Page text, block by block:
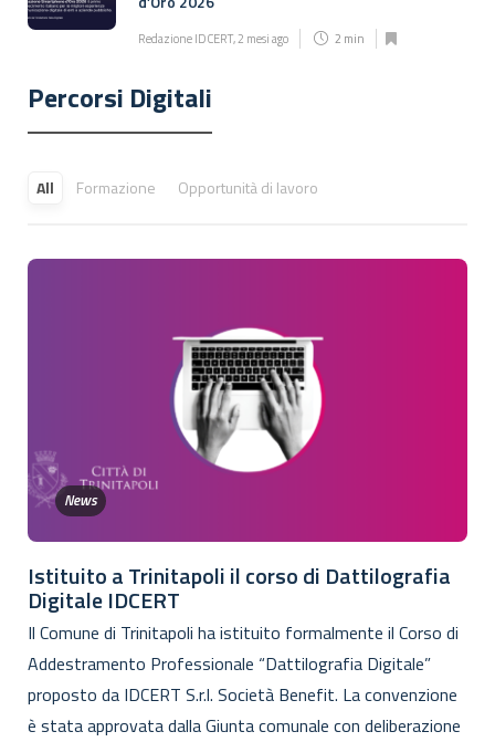
Redazione IDCERT,2 mesi ago 2 min
Percorsi Digitali
All Formazione Opportunità di lavoro
News
Istituito a Trinitapoli il corso di Dattilografia
Digitale IDCERT
Il Comune di Trinitapoli ha istituito formalmente il Corso di
Addestramento Professionale “Dattilografia Digitale”
proposto da IDCERT S.r.l. Società Benefit. La convenzione
è stata approvata dalla Giunta comunale con deliberazione